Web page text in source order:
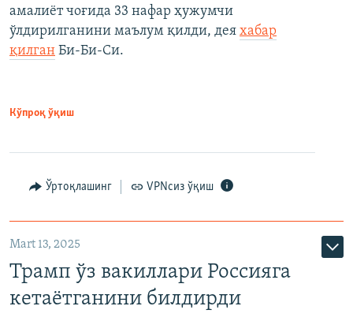
амалиёт чоғида 33 нафар ҳужумчи
ўлдирилганини маълум қилди, дея хабар
қилган Би-Би-Си.
Кўпроқ ўқиш
Ўртоқлашинг VPNсиз ўқиш
Mart 13, 2025
Трамп ўз вакиллари Россияга
кетаётганини билдирди